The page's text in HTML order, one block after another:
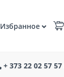
Избранное
+ 373 22 02 57 57